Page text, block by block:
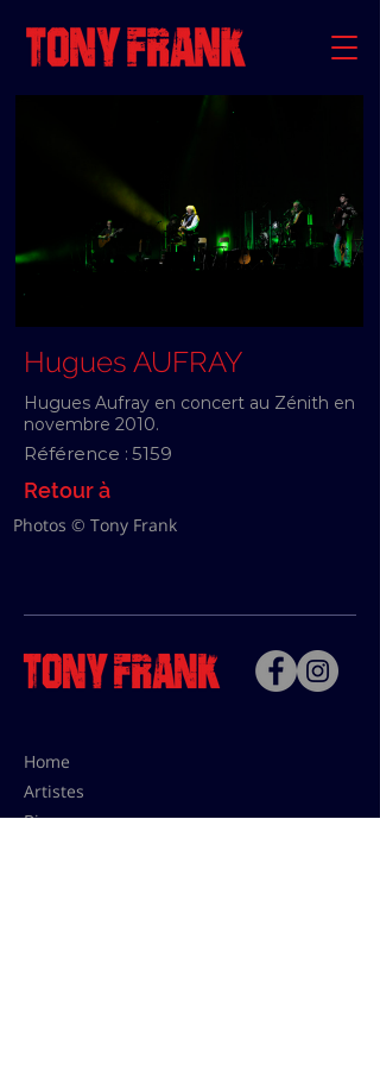
Hugues AUFRAY
Hugues Aufray en concert au Zénith en
novembre 2010.
Référence : 5159
Retour à
Photos © Tony Frank
Home
Artistes
Bio